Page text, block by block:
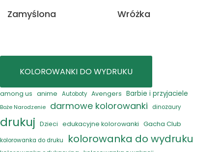
Zamyślona
Wróżka
KOLOROWANKI DO WYDRUKU
among us anime Autoboty Avengers Barbie i przyjaciele
Boże Narodzenie darmowe kolorowanki dinozaury
drukuj Dzieci edukacyjne kolorowanki Gacha Club
kolorowanka do druku kolorowanka do wydruku